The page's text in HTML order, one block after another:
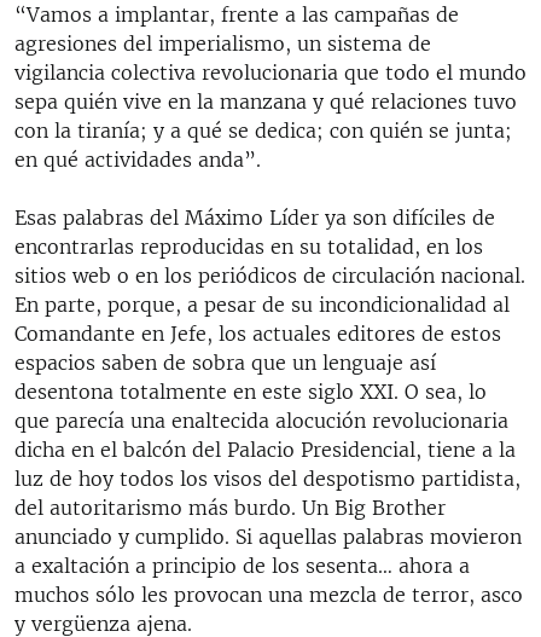
“Vamos a implantar, frente a las campañas de
agresiones del imperialismo, un sistema de
vigilancia colectiva revolucionaria que todo el mundo
sepa quién vive en la manzana y qué relaciones tuvo
con la tiranía; y a qué se dedica; con quién se junta;
en qué actividades anda”.
Esas palabras del Máximo Líder ya son difíciles de
encontrarlas reproducidas en su totalidad, en los
sitios web o en los periódicos de circulación nacional.
En parte, porque, a pesar de su incondicionalidad al
Comandante en Jefe, los actuales editores de estos
espacios saben de sobra que un lenguaje así
desentona totalmente en este siglo XXI. O sea, lo
que parecía una enaltecida alocución revolucionaria
dicha en el balcón del Palacio Presidencial, tiene a la
luz de hoy todos los visos del despotismo partidista,
del autoritarismo más burdo. Un Big Brother
anunciado y cumplido. Si aquellas palabras movieron
a exaltación a principio de los sesenta… ahora a
muchos sólo les provocan una mezcla de terror, asco
y vergüenza ajena.